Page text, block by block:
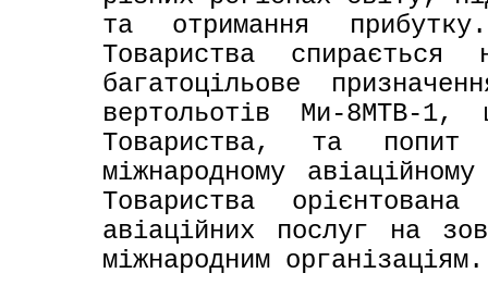
та отримання
Товариства
багатоцiльове
вертольотiв Ми-8МТВ-1,
Товариства, та
мiжнародному
Товариства
авiацiйних послуг на
мiжнародним органiзацiям.